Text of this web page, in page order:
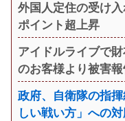
外国人定住の受け
ポイント超上昇
アイドルライブで
のお客様より被害
政府、自衛隊の指
しい戦い方」への